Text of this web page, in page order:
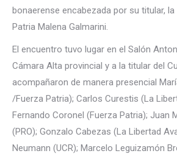
bonaerense encabezada por su titular,
Patria Malena Galmarini.
El encuentro tuvo lugar en el Salón
Cámara Alta provincial y a la titular del
acompañaron de manera presencial
/Fuerza Patria); Carlos Curestis (La
Fernando Coronel (Fuerza Patria); Juan
(PRO); Gonzalo Cabezas (La Libertad
Neumann (UCR); Marcelo Leguizamón